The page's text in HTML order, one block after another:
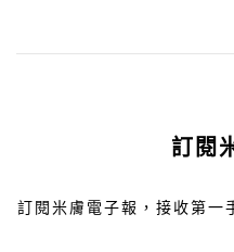
訂閱
訂閱米膚電子報，接收第一